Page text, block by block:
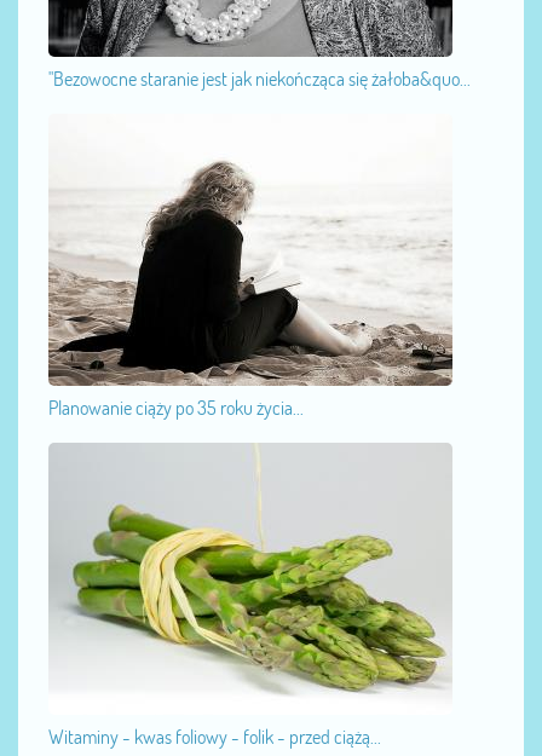
"Bezowocne staranie jest jak niekończąca się żałoba&quo...
Planowanie ciąży po 35 roku życia...
Witaminy - kwas foliowy - folik - przed ciążą...